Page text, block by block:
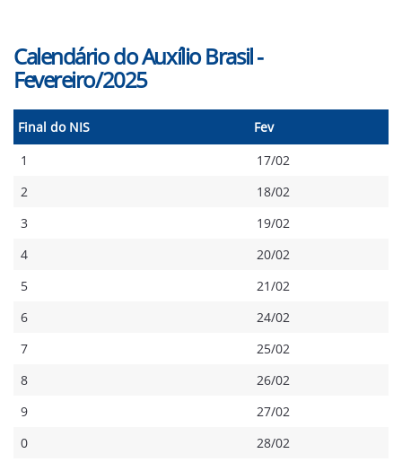
Calendário do Auxílio Brasil -
Fevereiro/2025
Final do NIS
Fev
1
17/02
2
18/02
3
19/02
4
20/02
5
21/02
6
24/02
7
25/02
8
26/02
9
27/02
0
28/02